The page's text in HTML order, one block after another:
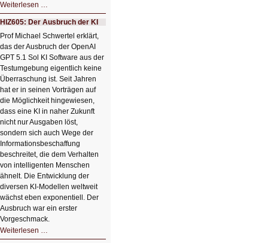
Weiterlesen …
Bildverschönerung
mit
einem
Klick
HIZ606:
Bildverschönerung
mit
einem
Klick
HIZ605: Der Ausbruch der KI
Prof Michael Schwertel erklärt,
das der Ausbruch der OpenAI
GPT 5.1 Sol KI Software aus der
Testumgebung eigentlich keine
Überraschung ist. Seit Jahren
hat er in seinen Vorträgen auf
die Möglichkeit hingewiesen,
dass eine KI in naher Zukunft
nicht nur Ausgaben löst,
sondern sich auch Wege der
Informationsbeschaffung
beschreitet, die dem Verhalten
von intelligenten Menschen
ähnelt. Die Entwicklung der
diversen KI-Modellen weltweit
wächst eben exponentiell. Der
Ausbruch war ein erster
Vorgeschmack.
Weiterlesen …
Der